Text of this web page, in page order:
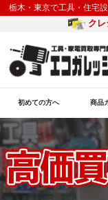
栃木・東京で工具・住宅
ク
初めての方へ 商品